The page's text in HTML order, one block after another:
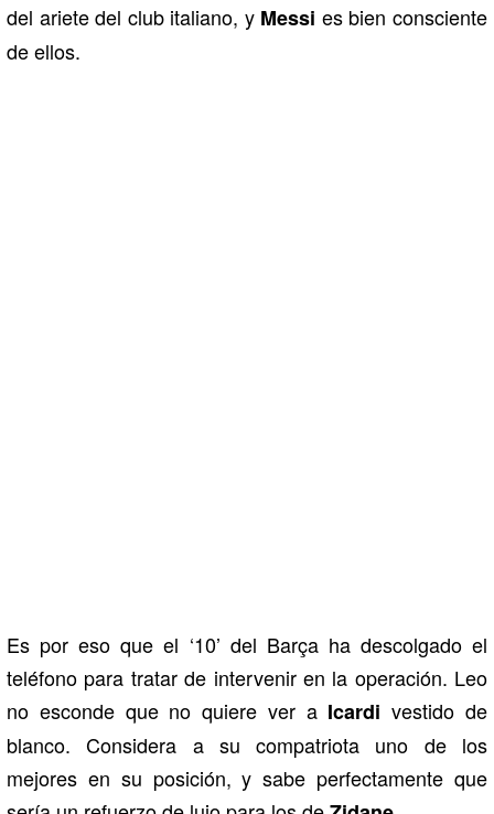
del ariete del club italiano, y Messi es bien consciente
de ellos.
Es por eso que el ‘10’ del Barça ha descolgado el
teléfono para tratar de intervenir en la operación. Leo
no esconde que no quiere ver a Icardi vestido de
blanco. Considera a su compatriota uno de los
mejores en su posición, y sabe perfectamente que